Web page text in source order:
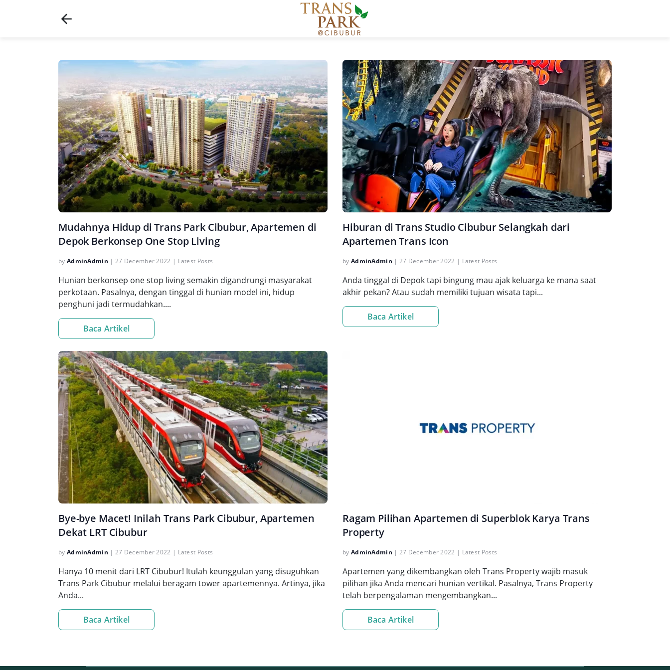
Mudahnya Hidup di Trans Park Cibubur, Apartemen di
Depok Berkonsep One Stop Living
by AdminAdmin | 27 December 2022 | Latest Posts
Hunian berkonsep one stop living semakin digandrungi masyarakat
perkotaan. Pasalnya, dengan tinggal di hunian model ini, hidup
penghuni jadi termudahkan....
Baca Artikel
Hiburan di Trans Studio Cibubur Selangkah dari
Apartemen Trans Icon
by AdminAdmin | 27 December 2022 | Latest Posts
Anda tinggal di Depok tapi bingung mau ajak keluarga ke mana saat
akhir pekan? Atau sudah memiliki tujuan wisata tapi...
Baca Artikel
Bye-bye Macet! Inilah Trans Park Cibubur, Apartemen
Dekat LRT Cibubur
by AdminAdmin | 27 December 2022 | Latest Posts
Hanya 10 menit dari LRT Cibubur! Itulah keunggulan yang disuguhkan
Trans Park Cibubur melalui beragam tower apartemennya. Artinya, jika
Anda...
Baca Artikel
Ragam Pilihan Apartemen di Superblok Karya Trans
Property
by AdminAdmin | 27 December 2022 | Latest Posts
Apartemen yang dikembangkan oleh Trans Property wajib masuk
pilihan jika Anda mencari hunian vertikal. Pasalnya, Trans Property
telah berpengalaman mengembangkan...
Baca Artikel